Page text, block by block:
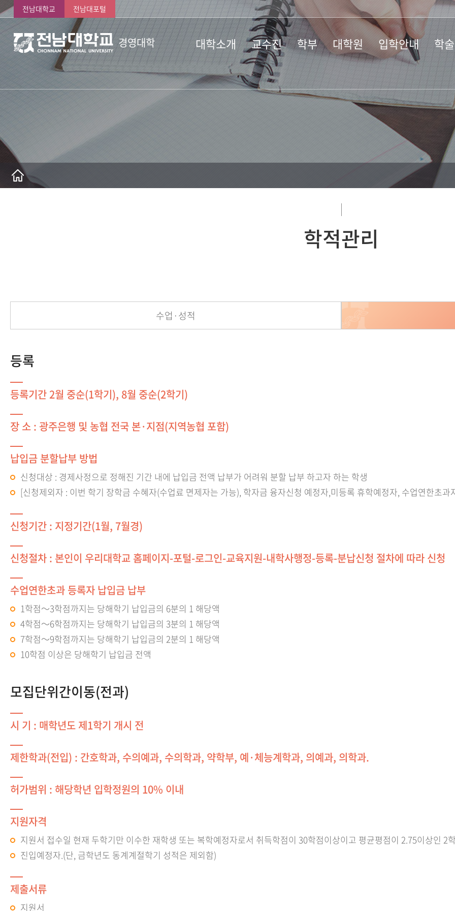
전남대학교 전남대포털
경영대학 대학소개
인사말
연구 및 교원 윤리
교수진
경영학부
경제학부
학부
경제학부
대학원
경영학과
회계학과
디지털서비스융합
학과
사이버학습관
입학안내 학
모금현
연간모
후원
학적관리
수업·성적
등록
등록기간 2월 중순(1학기), 8월 중순(2학기)
장 소 : 광주은행 및 농협 전국 본·지점(지역농협 포함)
납입금 분할납부 방법
신청대상 : 경제사정으로 정해진 기간 내에 납입금 전액 납부가 어려워 분할 납부 하고자 하는 학생
[신청제외자 : 이번 학기 장학금 수혜자(수업료 면제자는 가능), 학자금 융자신청 예정자,미등록 휴학예정자, 수업연한초과
신청기간 : 지정기간(1월, 7월경)
신청절차 : 본인이 우리대학교 홈페이지-포털-로그인-교육지원-내학사행정-등록-분납신청 절차에 따라 신청
수업연한초과 등록자 납입금 납부
1학점～3학점까지는 당해학기 납입금의 6분의 1 해당액
4학점～6학점까지는 당해학기 납입금의 3분의 1 해당액
7학점～9학점까지는 당해학기 납입금의 2분의 1 해당액
10학점 이상은 당해학기 납입금 전액
모집단위간이동(전과)
시 기 : 매학년도 제1학기 개시 전
제한학과(전입) : 간호학과, 수의예과, 수의학과, 약학부, 예·체능계학과, 의예과, 의학과.
허가범위 : 해당학년 입학정원의 10% 이내
지원자격
지원서 접수일 현재 두학기만 이수한 재학생 또는 복학예정자로서 취득학점이 30학점이상이고 평균평점이 2.75이상인 2
진입예정자.(단, 금학년도 동계계절학기 성적은 제외함)
제출서류
지원서